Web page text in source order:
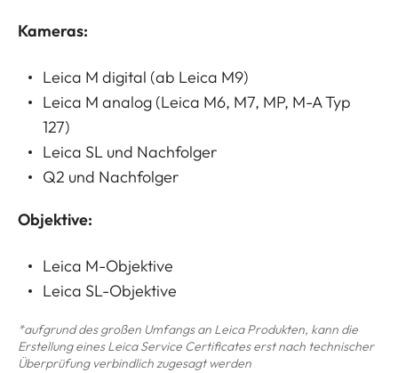
Kameras:
Leica M digital (ab Leica M9)
Leica M analog (Leica M6, M7, MP, M-A Typ
127)
Leica SL und Nachfolger
Q2 und Nachfolger
Objektive:
Leica M-Objektive
Leica SL-Objektive
*aufgrund des großen Umfangs an Leica Produkten, kann die
Erstellung eines Leica Service Certificates erst nach technischer
Überprüfung verbindlich zugesagt werden